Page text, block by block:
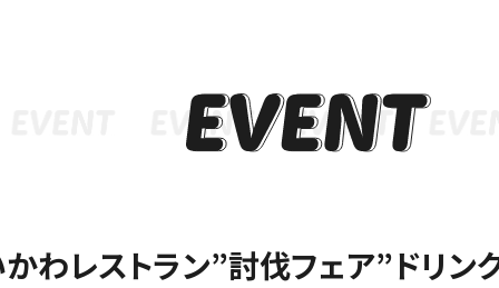
わレストラン”討伐フェア”ドリン